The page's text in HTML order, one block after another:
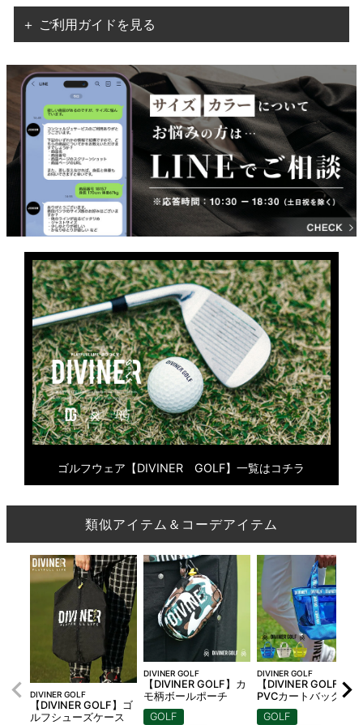
＋ ご利用ガイドを見る
ゴルフウェア【DIVINER GOLF】一覧はコチラ
類似アイテム＆コーデアイテム
DIVINER GOLF
【DIVINER GOLF】ゴ
ルフシューズケース
DIVINER GOLF
【DIVINER GOLF】カ
モ柄ボールポーチ
GOLF
DIVINER GOLF
【DIVINER GOLF】
PVCカートバッグ
GOLF